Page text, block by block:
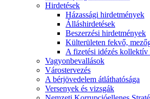
Hirdetések
Házassági hirdetmények
Álláshirdetések
Beszerzési hirdetmények
Külterületen fekvő,
A fizetési idézés kollektív
Vagyonbevallások
Várostervezés
A bérjövedelem átláthatósága
Versenyek és vizsgák